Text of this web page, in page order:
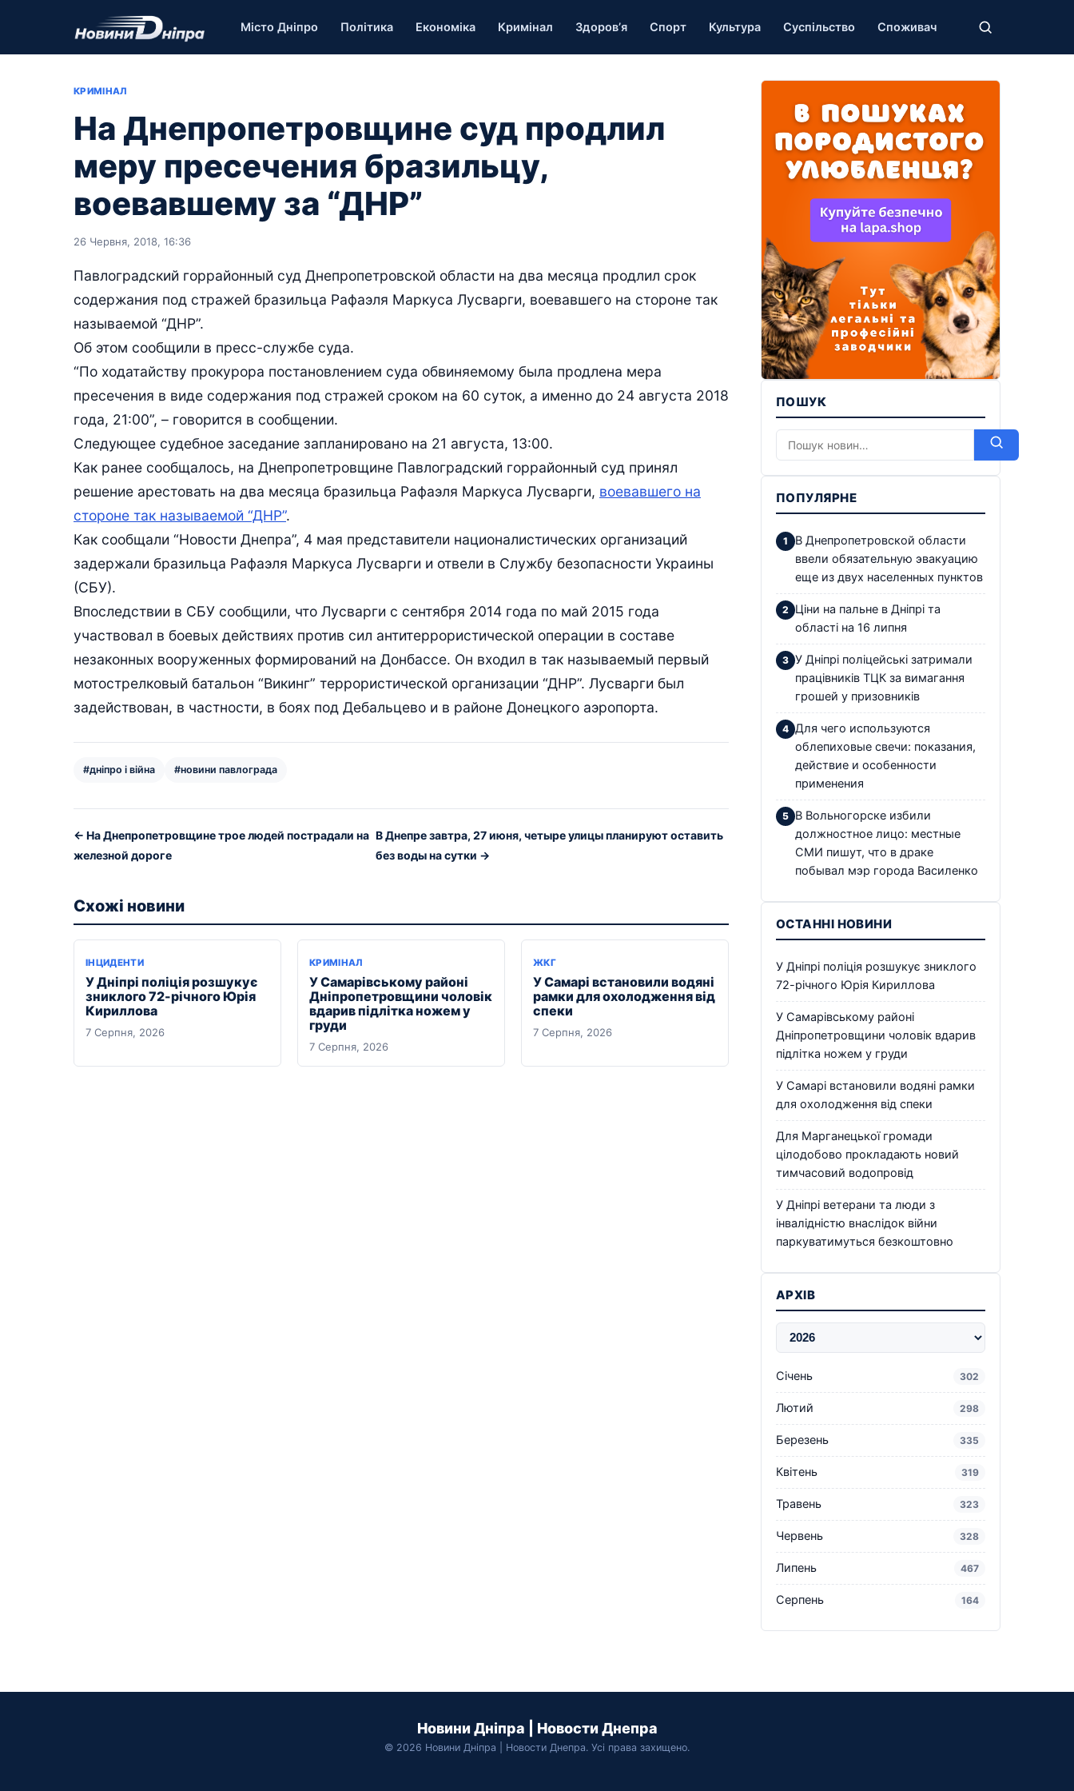
Місто Дніпро Політика Економіка Кримінал Здоров’я Спорт Культура Суспільство Споживач
КРИМІНАЛ
На Днепропетровщине суд продлил
меру пресечения бразильцу,
воевавшему за “ДНР”
26 Червня, 2018, 16:36
Павлоградский горрайонный суд Днепропетровской области на два месяца продлил срок
содержания под стражей бразильца Рафаэля Маркуса Лусварги, воевавшего на стороне так
называемой “ДНР”.
Об этом сообщили в пресс-службе суда.
“По ходатайству прокурора постановлением суда обвиняемому была продлена мера
пресечения в виде содержания под стражей сроком на 60 суток, а именно до 24 августа 2018
года, 21:00”, – говорится в сообщении.
Следующее судебное заседание запланировано на 21 августа, 13:00.
Как ранее сообщалось, на Днепропетровщине Павлоградский горрайонный суд принял
решение арестовать на два месяца бразильца Рафаэля Маркуса Лусварги, воевавшего на
стороне так называемой “ДНР”.
Как сообщали “Новости Днепра”, 4 мая представители националистических организаций
задержали бразильца Рафаэля Маркуса Лусварги и отвели в Службу безопасности Украины
(СБУ).
Впоследствии в СБУ сообщили, что Лусварги с сентября 2014 года по май 2015 года
участвовал в боевых действиях против сил антитеррористической операции в составе
незаконных вооруженных формирований на Донбассе. Он входил в так называемый первый
мотострелковый батальон “Викинг” террористической организации “ДНР”. Лусварги был
задействован, в частности, в боях под Дебальцево и в районе Донецкого аэропорта.
#дніпро і війна #новини павлограда
← На Днепропетровщине трое людей пострадали на
железной дороге
В Днепре завтра, 27 июня, четыре улицы планируют оставить
без воды на сутки →
Схожі новини
ІНЦИДЕНТИ
У Дніпрі поліція розшукує
зниклого 72-річного Юрія
Кириллова
7 Серпня, 2026
КРИМІНАЛ
У Самарівському районі
Дніпропетровщини чоловік
вдарив підлітка ножем у
груди
7 Серпня, 2026
ЖКГ
У Самарі встановили водяні
рамки для охолодження від
спеки
7 Серпня, 2026
ПОШУК
ПОПУЛЯРНЕ
В Днепропетровской области
ввели обязательную эвакуацию
еще из двух населенных пунктов
Ціни на пальне в Дніпрі та
області на 16 липня
У Дніпрі поліцейські затримали
працівників ТЦК за вимагання
грошей у призовників
Для чего используются
облепиховые свечи: показания,
действие и особенности
применения
В Вольногорске избили
должностное лицо: местные
СМИ пишут, что в драке
побывал мэр города Василенко
ОСТАННІ НОВИНИ
У Дніпрі поліція розшукує зниклого
72-річного Юрія Кириллова
У Самарівському районі
Дніпропетровщини чоловік вдарив
підлітка ножем у груди
У Самарі встановили водяні рамки
для охолодження від спеки
Для Марганецької громади
цілодобово прокладають новий
тимчасовий водопровід
У Дніпрі ветерани та люди з
інвалідністю внаслідок війни
паркуватимуться безкоштовно
АРХІВ
Січень 302
Лютий 298
Березень 335
Квітень 319
Травень 323
Червень 328
Липень 467
Серпень 164
Новини Дніпра | Новости Днепра
© 2026 Новини Дніпра | Новости Днепра. Усі права захищено.